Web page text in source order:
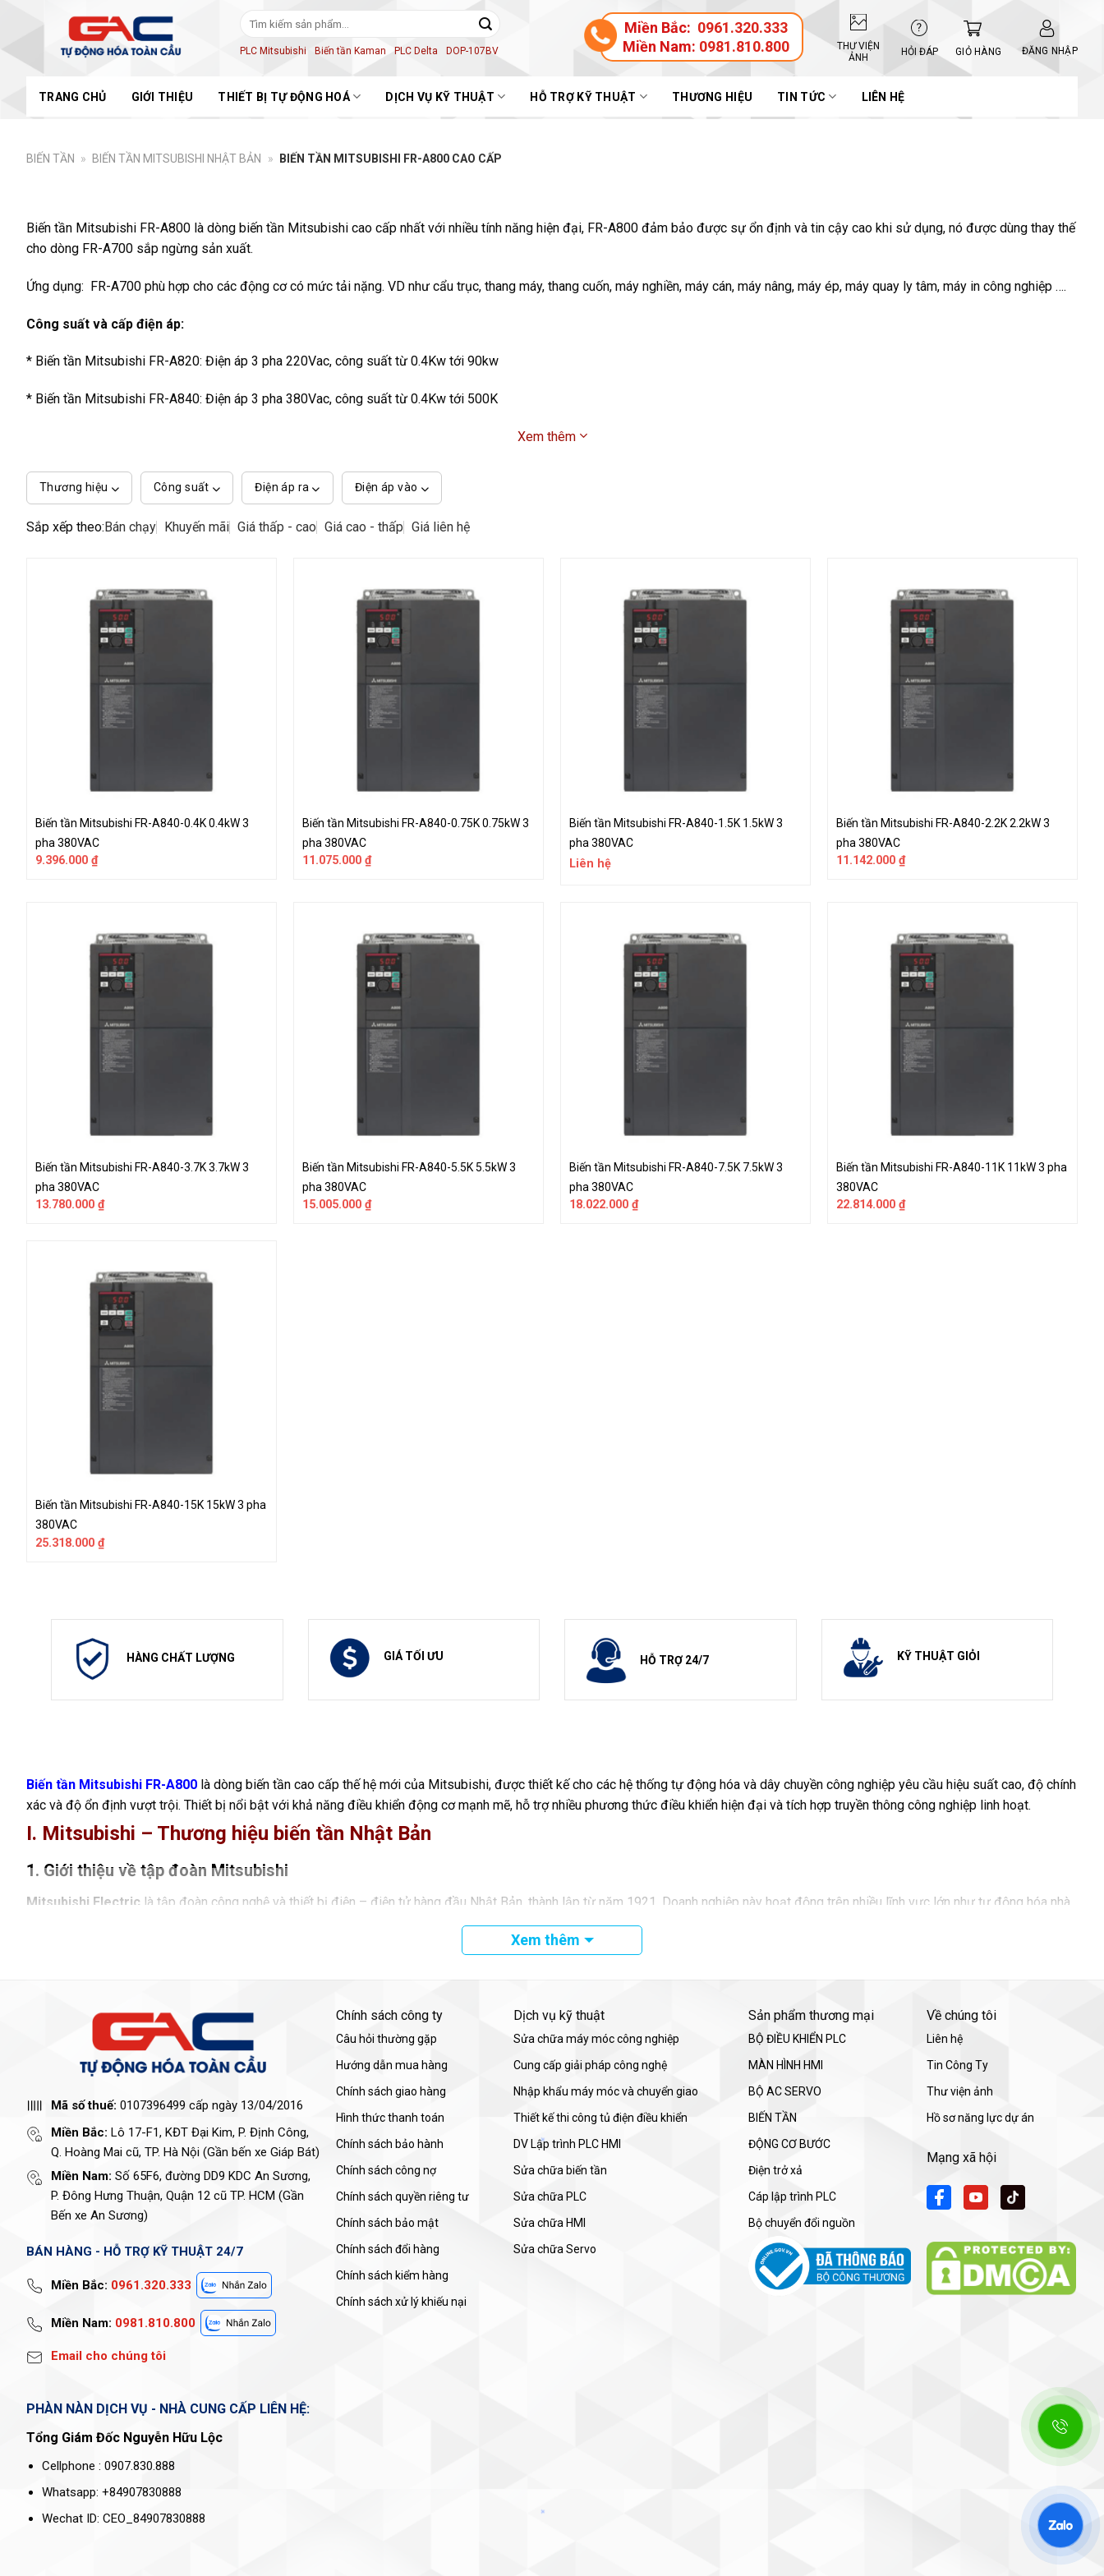
content
PLC Mitsubishi
Biến tần Kaman PLC Delta DOP-107BV
Miền Bắc: 0961.320.333
Miền Nam: 0981.810.800
THƯ VIỆN
ẢNH
HỎI ĐÁP GIỎ HÀNG ĐĂNG NHẬP
TRANG CHỦ GIỚI THIỆU THIẾT BỊ TỰ ĐỘNG HOÁ DỊCH VỤ KỸ THUẬT HỖ TRỢ KỸ THUẬT THƯƠNG HIỆU TIN TỨC LIÊN HỆ
BIẾN TẦN » BIẾN TẦN MITSUBISHI NHẬT BẢN » BIẾN TẦN MITSUBISHI FR-A800 CAO CẤP
Biến tần Mitsubishi FR-A800 là dòng biến tần Mitsubishi cao cấp nhất với nhiều tính năng hiện đại, FR-A800 đảm bảo được sự ổn định và tin cậy cao khi sử dụng, nó được dùng thay thế
cho dòng FR-A700 sắp ngừng sản xuất.
Ứng dụng: FR-A700 phù hợp cho các động cơ có mức tải nặng. VD như cẩu trục, thang máy, thang cuốn, máy nghiền, máy cán, máy nâng, máy ép, máy quay ly tâm, máy in công nghiệp ….
Công suất và cấp điện áp:
* Biến tần Mitsubishi FR-A820: Điện áp 3 pha 220Vac, công suất từ 0.4Kw tới 90kw
* Biến tần Mitsubishi FR-A840: Điện áp 3 pha 380Vac, công suất từ 0.4Kw tới 500K
Xem thêm
Thương hiệu Công suất Điện áp ra Điện áp vào
Sắp xếp theo:Bán chạy Khuyến mãi Giá thấp - cao Giá cao - thấp Giá liên hệ
Biến tần Mitsubishi FR-A840-0.4K 0.4kW 3
pha 380VAC
9.396.000 ₫
Biến tần Mitsubishi FR-A840-0.75K 0.75kW 3
pha 380VAC
11.075.000 ₫
Biến tần Mitsubishi FR-A840-1.5K 1.5kW 3
pha 380VAC
Liên hệ
Biến tần Mitsubishi FR-A840-2.2K 2.2kW 3
pha 380VAC
11.142.000 ₫
Biến tần Mitsubishi FR-A840-3.7K 3.7kW 3
pha 380VAC
13.780.000 ₫
Biến tần Mitsubishi FR-A840-5.5K 5.5kW 3
pha 380VAC
15.005.000 ₫
Biến tần Mitsubishi FR-A840-7.5K 7.5kW 3
pha 380VAC
18.022.000 ₫
Biến tần Mitsubishi FR-A840-11K 11kW 3 pha
380VAC
22.814.000 ₫
Biến tần Mitsubishi FR-A840-15K 15kW 3 pha
380VAC
25.318.000 ₫
HÀNG CHẤT LƯỢNG GIÁ TỐI ƯU HỖ TRỢ 24/7 KỸ THUẬT GIỎI
Biến tần Mitsubishi FR-A800 là dòng biến tần cao cấp thế hệ mới của Mitsubishi, được thiết kế cho các hệ thống tự động hóa và dây chuyền công nghiệp yêu cầu hiệu suất cao, độ chính
xác và độ ổn định vượt trội. Thiết bị nổi bật với khả năng điều khiển động cơ mạnh mẽ, hỗ trợ nhiều phương thức điều khiển hiện đại và tích hợp truyền thông công nghiệp linh hoạt.
I. Mitsubishi – Thương hiệu biến tần Nhật Bản
1. Giới thiệu về tập đoàn Mitsubishi
Mitsubishi Electric là tập đoàn công nghệ và thiết bị điện – điện tử hàng đầu Nhật Bản, thành lập từ năm 1921. Doanh nghiệp này hoạt động trên nhiều lĩnh vực lớn như tự động hóa nhà
máy, năng lượng, điều hòa không khí, thiết bị tòa nhà, hệ thống công nghiệp, bán dẫn và hạ tầng kỹ thuật. Trên quy mô toàn cầu, Mitsubishi Electric hiện có mạng lưới hàng trăm công ty
thành viên và gần 150.000 nhân sự, cho thấy vị thế rất mạnh về năng lực công nghệ, sản xuất và dịch vụ.
2. Tổng quan về biến tần Mitsubishi FR-A800
Nằm trong dải sản phẩm của hãng, Mitsubishi FR-A800 được định vị là dòng biến tần “Cao cấp đời mới – dành cho dây chuyền lớn và tải nặng”. Đây là phiên bản nâng cấp toàn diện từ
dòng A700, mang lại hiệu suất cao và đáp ứng các ứng dụng công nghiệp nặng khắt khe. Những ưu điểm vượt trội của dòng FR-A800 bao gồm:
Xem thêm
Mã số thuế: 0107396499 cấp ngày 13/04/2016
Miền Bắc: Lô 17-F1, KĐT Đại Kim, P. Định Công,
Q. Hoàng Mai cũ, TP. Hà Nội (Gần bến xe Giáp Bát)
Miền Nam: Số 65F6, đường DD9 KDC An Sương,
P. Đông Hưng Thuận, Quận 12 cũ TP. HCM (Gần
Bến xe An Sương)
BÁN HÀNG - HỖ TRỢ KỸ THUẬT 24/7
Miền Bắc: 0961.320.333
Miền Nam: 0981.810.800
Email cho chúng tôi
PHÀN NÀN DỊCH VỤ - NHÀ CUNG CẤP LIÊN HỆ:
Tổng Giám Đốc Nguyễn Hữu Lộc
Cellphone : 0907.830.888
Whatsapp: +84907830888
Wechat ID: CEO_84907830888
Chính sách công ty
Câu hỏi thường gặp
Hướng dẫn mua hàng
Chính sách giao hàng
Hình thức thanh toán
Chính sách bảo hành
Chính sách công nợ
Chính sách quyền riêng tư
Chính sách bảo mật
Chính sách đổi hàng
Chính sách kiểm hàng
Chính sách xử lý khiếu nại
Dịch vụ kỹ thuật
Sửa chữa máy móc công nghiệp
Cung cấp giải pháp công nghệ
Nhập khẩu máy móc và chuyển giao
Thiết kế thi công tủ điện điều khiển
DV Lập trình PLC HMI
Sửa chữa biến tần
Sửa chữa PLC
Sửa chữa HMI
Sửa chữa Servo
Sản phẩm thương mại
BỘ ĐIỀU KHIỂN PLC
MÀN HÌNH HMI
BỘ AC SERVO
BIẾN TẦN
ĐỘNG CƠ BƯỚC
Điện trở xả
Cáp lập trình PLC
Bộ chuyển đổi nguồn
Về chúng tôi
Liên hệ
Tin Công Ty
Thư viện ảnh
Hồ sơ năng lực dự án
Mạng xã hội